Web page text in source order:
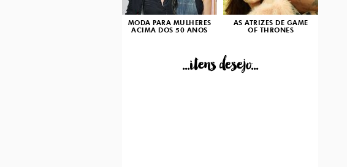
MODA PARA MULHERES
ACIMA DOS 50 ANOS
AS ATRIZES DE GAME
OF THRONES
...itens desejo...